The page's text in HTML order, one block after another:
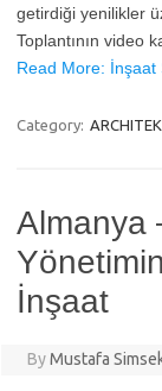
getirdiği yenilikler
Toplantının video
Read More: İnşaat
Category:
Almanya
İnşaat
ByMustafa